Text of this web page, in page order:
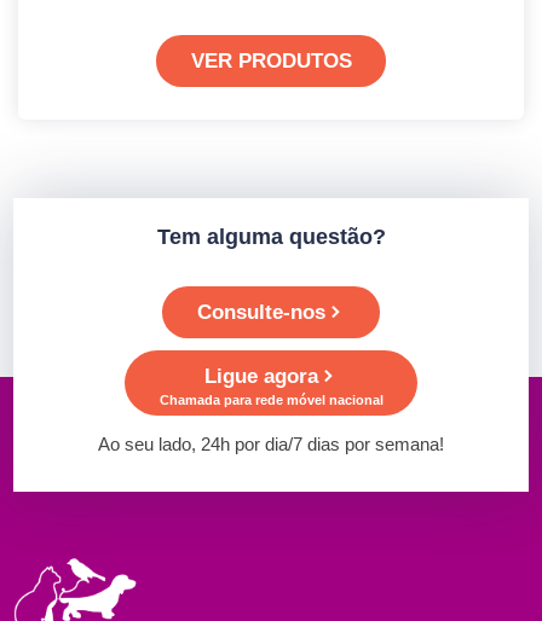
VER PRODUTOS
Tem alguma questão?
Consulte-nos
Ligue agora
Chamada para rede móvel nacional
Ao seu lado, 24h por dia/7 dias por semana!